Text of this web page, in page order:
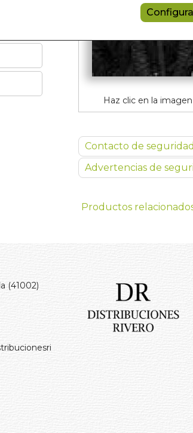
Haz clic en la
Contacto de seguridad
Advertencias de
Productos
(41002)